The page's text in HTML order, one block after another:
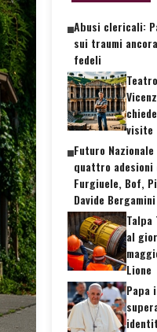
Abusi clericali:
sui traumi
fedeli
visite
Futuro
quattro
Furgiuele, Bof,
Davide Bergamini
Talpa
al
Lione
Papa